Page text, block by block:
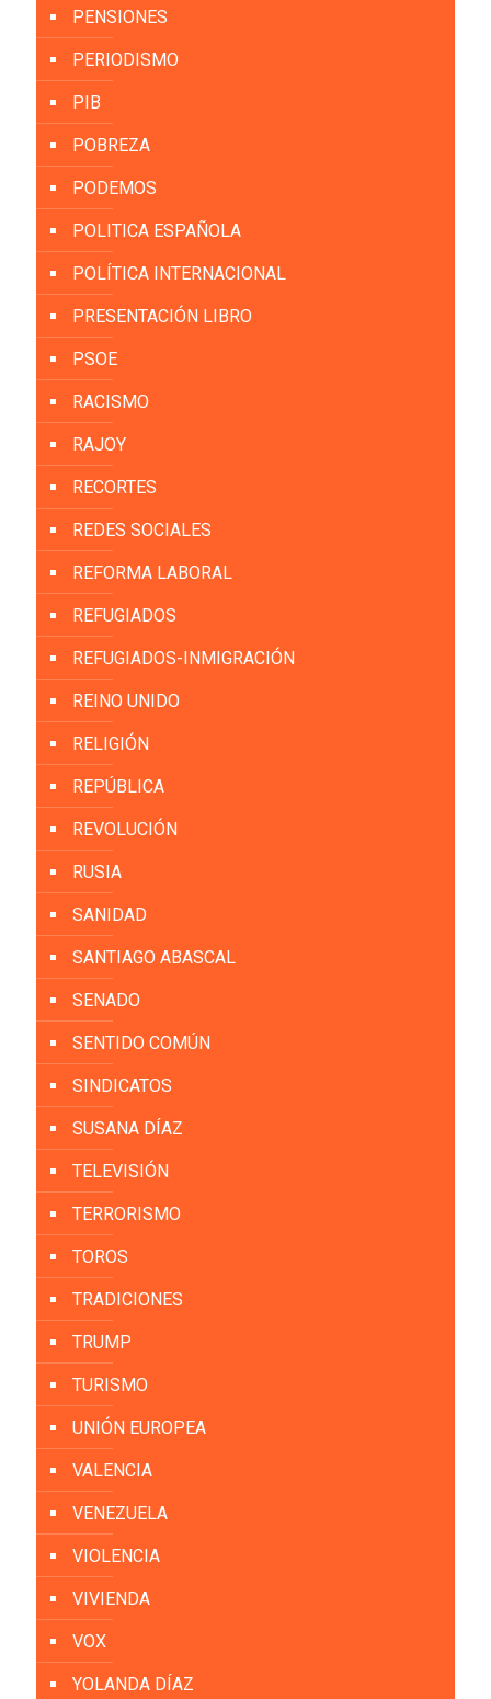
PENSIONES
PERIODISMO
PIB
POBREZA
PODEMOS
POLITICA ESPAÑOLA
POLÍTICA INTERNACIONAL
PRESENTACIÓN LIBRO
PSOE
RACISMO
RAJOY
RECORTES
REDES SOCIALES
REFORMA LABORAL
REFUGIADOS
REFUGIADOS-INMIGRACIÓN
REINO UNIDO
RELIGIÓN
REPÚBLICA
REVOLUCIÓN
RUSIA
SANIDAD
SANTIAGO ABASCAL
SENADO
SENTIDO COMÚN
SINDICATOS
SUSANA DÍAZ
TELEVISIÓN
TERRORISMO
TOROS
TRADICIONES
TRUMP
TURISMO
UNIÓN EUROPEA
VALENCIA
VENEZUELA
VIOLENCIA
VIVIENDA
VOX
YOLANDA DÍAZ